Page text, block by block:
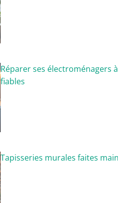
Réparer ses électroménagers
fiables
Tapisseries murales faites